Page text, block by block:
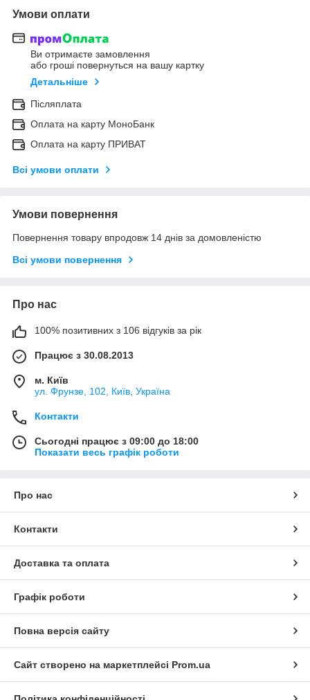
Умови оплати
Ви отримаєте замовлення
або гроші повернуться на вашу картку
Детальніше
Післяплата
Оплата на карту МоноБанк
Оплата на карту ПРИВАТ
Всі умови оплати
Умови повернення
Повернення товару впродовж 14 днів за домовленістю
Всі умови повернення
Про нас
100% позитивних з 106 відгуків за рік
Працює з 30.08.2013
м. Київ
ул. Фрунзе, 102, Київ, Україна
Контакти
Сьогодні працює з 09:00 до 18:00
Показати весь графік роботи
Про нас
Контакти
Доставка та оплата
Графік роботи
Повна версія сайту
Сайт створено на маркетплейсі Prom.ua